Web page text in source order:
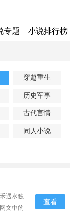
专题 小说排行榜
穿越重生
历史军事
古代言情
同人小说
遇水独
文中的
查看